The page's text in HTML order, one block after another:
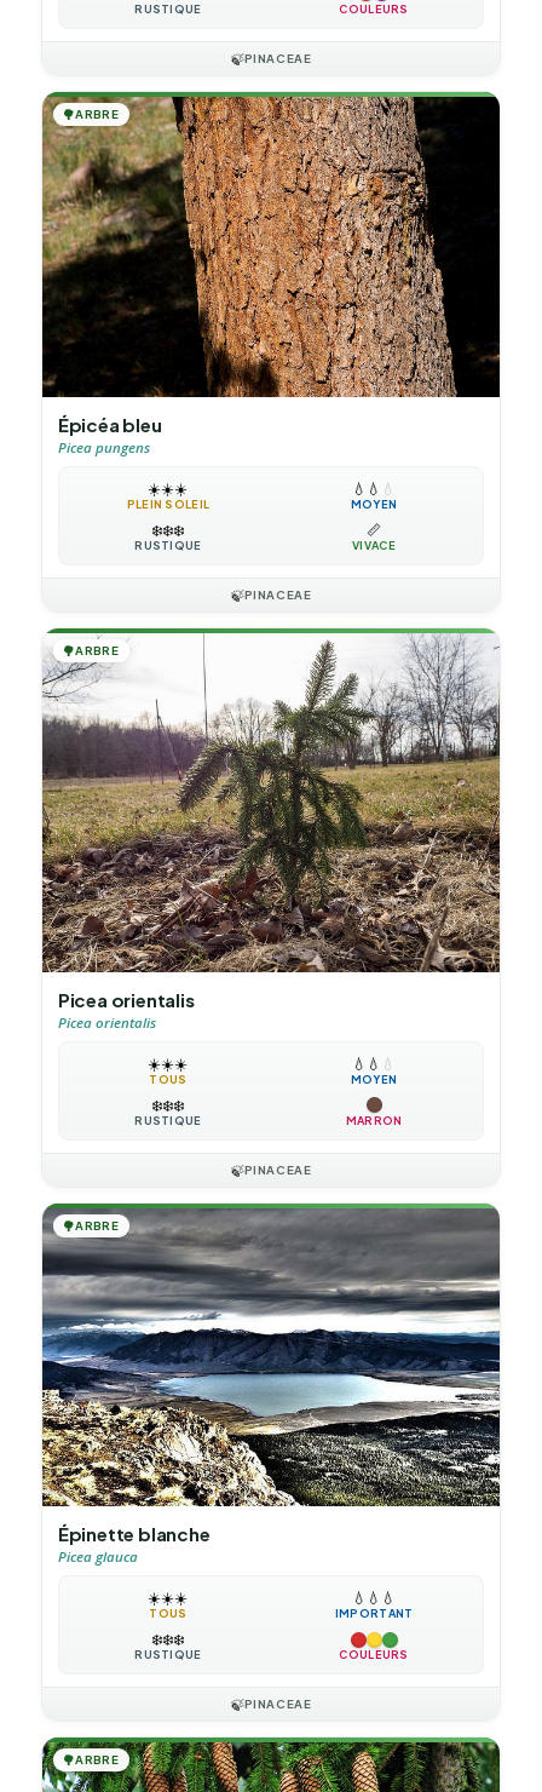
RUSTIQUE COULEURS
🍃PINACEAE
🌳ARBRE
Épicéa bleu
Picea pungens
☀️☀️☀️
PLEIN SOLEIL
💧 💧 💧
MOYEN
❄️❄️❄️
RUSTIQUE
📏
VIVACE
🍃PINACEAE
🌳ARBRE
Picea orientalis
Picea orientalis
☀️☀️☀️
TOUS
💧 💧 💧
MOYEN
❄️❄️❄️
RUSTIQUE MARRON
🍃PINACEAE
🌳ARBRE
Épinette blanche
Picea glauca
☀️☀️☀️
TOUS
💧 💧 💧
IMPORTANT
❄️❄️❄️
RUSTIQUE COULEURS
🍃PINACEAE
🌳ARBRE